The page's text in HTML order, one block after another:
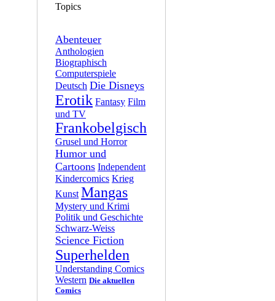
Topics
Abenteuer
Anthologien
Biographisch
Computerspiele
Deutsch Die Disneys
Erotik Fantasy Film
und TV
Frankobelgisch
Grusel und Horror
Humor und
Cartoons Independent
Kindercomics Krieg
Kunst Mangas
Mystery und Krimi
Politik und Geschichte
Schwarz-Weiss
Science Fiction
Superhelden
Understanding Comics
Western Die aktuellen
Comics